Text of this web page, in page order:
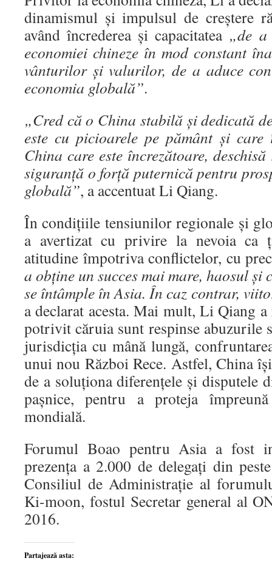
dinamismul și impulsul de creștere
având încrederea și capacitatea „de
economiei chineze în mod constant
vânturilor și valurilor, de a aduce
economia globală”.
„Cred că o China stabilă și dedicată
este cu picioarele pe pământ și
China care este încrezătoare,
siguranță o forță puternică pentru
globală”, a accentuat Li Qiang.
În condițiile tensiunilor regionale și
a avertizat cu privire la nevoia ca
atitudine împotriva conflictelor, cu
a obține un succes mai mare, haosul și
se întâmple în Asia. În caz contrar,
a declarat acesta. Mai mult, Li Qiang
potrivit căruia sunt respinse abuzurile
jurisdicția cu mână lungă,
unui nou Război Rece. Astfel, China
de a soluționa diferențele și disputele
pașnice, pentru a proteja
mondială.
Forumul Boao pentru Asia a fost
prezența a 2.000 de delegați din
Consiliul de Administrație al
Ki-moon, fostul Secretar general al
2016.
Partajează asta: